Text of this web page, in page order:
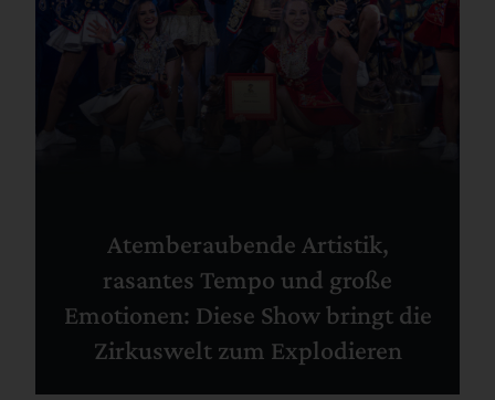
Atemberaubende Artistik,
rasantes Tempo und große
Emotionen: Diese Show bringt die
Zirkuswelt zum Explodieren